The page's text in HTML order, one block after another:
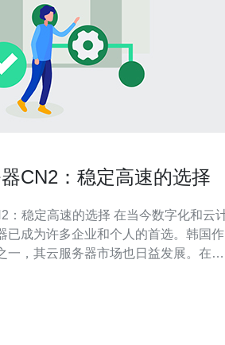
CN2：稳定高速的选择
的选择 在当今数字化和云计
已成为许多企业和个人的首选。韩国作
一，其云服务器市场也日益发展。在众
网络